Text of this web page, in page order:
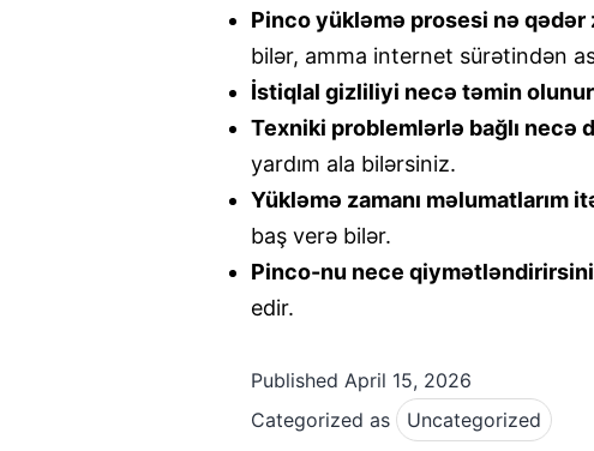
Pinco yükləmə prosesi nə qədər
bilər, amma internet sürətindən
İstiqlal gizliliyi necə təmin
Texniki problemlərlə bağlı necə
yardım ala bilərsiniz.
Yükləmə zamanı məlumatlarım
baş verə bilər.
Pinco-nu nece
edir.
Published April 15, 2026
Categorized as
Uncategorized